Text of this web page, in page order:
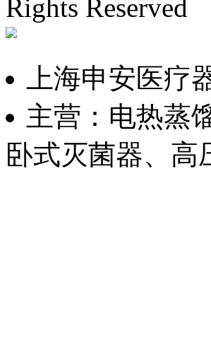
Rights Reserved
上海申安医疗
主营：电热蒸
卧式灭菌器、高